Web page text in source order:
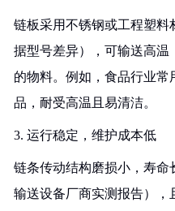
链板采用不锈钢或工程塑料
据型号差异），可输送高
的物料。例如，食品行业常
品，耐受高温且易清洁。
3. 运行稳定，维护成本低
链条传动结构磨损小，寿命
输送设备厂商实测报告），